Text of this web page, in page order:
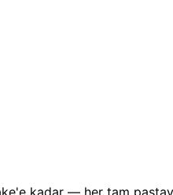
kadar — her tam